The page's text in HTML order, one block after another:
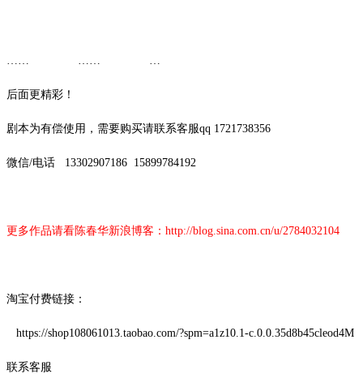
后面更精彩！
剧本为有偿使用，需要购买请联系客服qq 1721738356
微信/电话 13302907186 15899784192
更多作品请看陈春华新浪博客： http://blog.sina.com.cn/u/2784032104
淘宝付费链接：
https://shop108061013.taobao.com/?spm=a1z10.1-c.0.0.35d8b45cleod4M
联系客服